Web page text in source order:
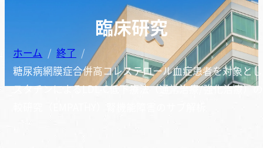
臨床研究
ホーム
終了
糖尿病網膜症合併高コレステロール血症患者を対象と
スタチンによるLDL-C低下療法（通常治療/強化治療）